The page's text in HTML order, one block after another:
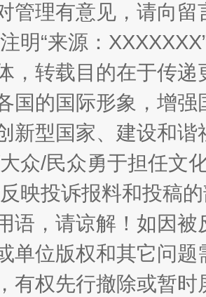
对药下症？
管理有意见，请向
明“来源：
，转载目的在于传
国的国际形象，增
新型国家、建设和
众/民众勇于担任文
映投诉报料和投稿
语，请谅解！如因
单位版权和其它问题
有权先行撤除或暂